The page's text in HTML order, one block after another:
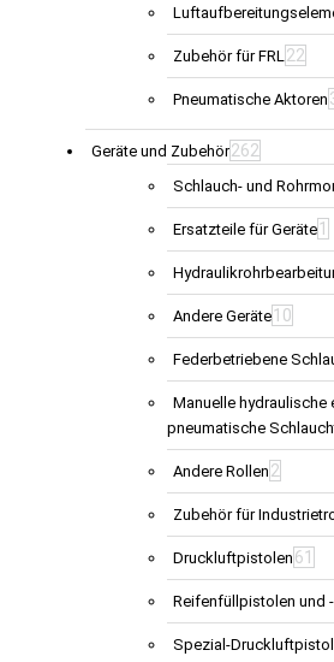
Zubehör für FRL 22
Pneumatische Aktoren
Geräte und Zubehör262
Schlauch- und
Ersatzteile für Geräte 1
Andere Geräte 10
Federbetriebene
Manuelle hydraulische
pneumatische
Andere Rollen 2
Zubehör für
Druckluftpistolen 61
Reifenfüllpistolen und
Spezial-